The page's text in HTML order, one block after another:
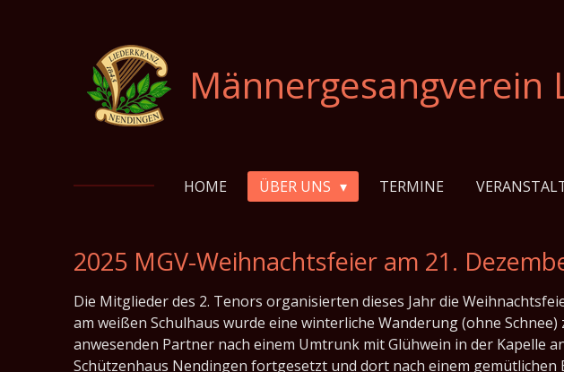
Männergesangverein
HOME ÜBER UNS TERMINE
2025 MGV-Weihnachtsfeier am 21.
Die Mitglieder des 2. Tenors organisierten dieses Jahr die
am weißen Schulhaus wurde eine winterliche Wanderung (ohne
anwesenden Partner nach einem Umtrunk mit Glühwein in der Kapelle
Schützenhaus Nendingen fortgesetzt und dort nach einem gemütlichen